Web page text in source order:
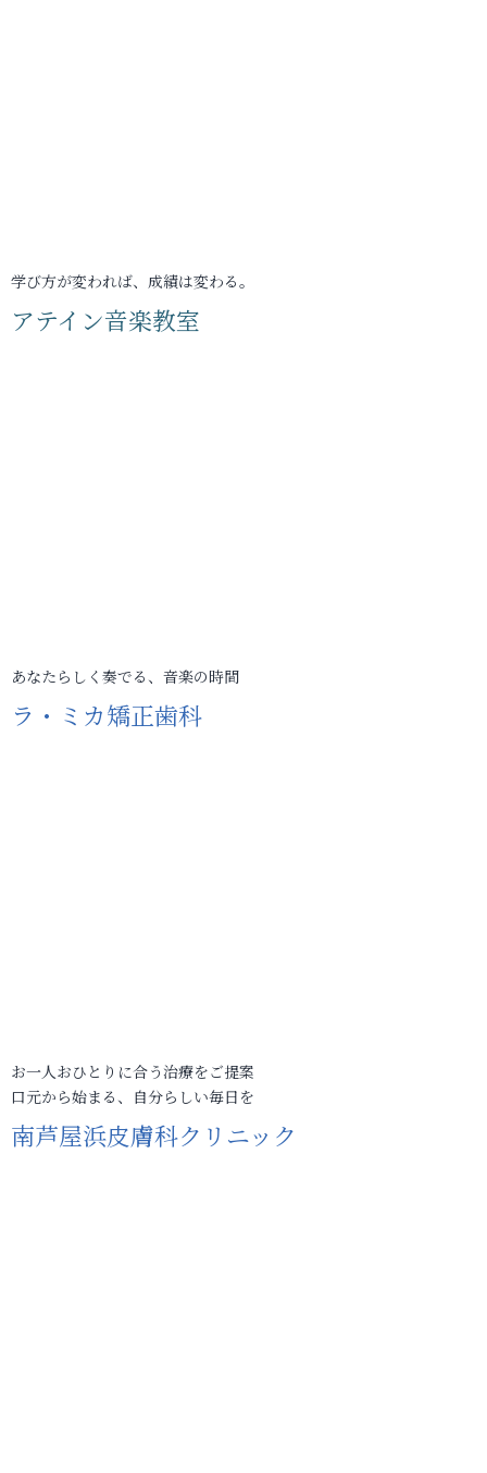
学び方が変われば、成績は変わる。
アテイン音楽教室
あなたらしく奏でる、音楽の時間
ラ・ミカ矯正歯科
お一人おひとりに合う治療をご提案
口元から始まる、自分らしい毎日を
南芦屋浜皮膚科クリニック